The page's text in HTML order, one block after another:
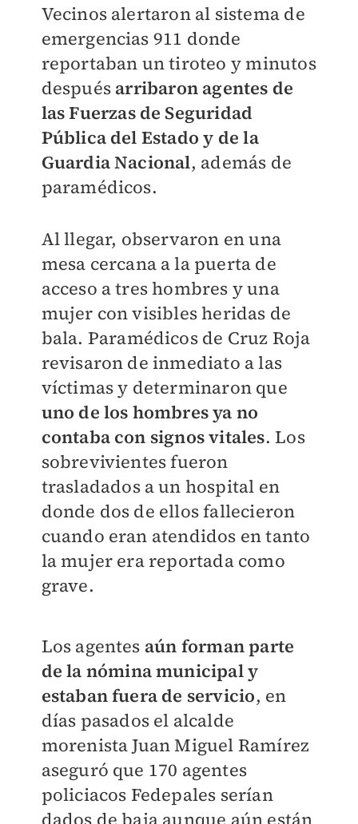
Vecinos alertaron al sistema de
emergencias 911 donde
reportaban un tiroteo y minutos
despuésarribaron agentes de
las Fuerzas de Seguridad
Pública del Estado y de la
Guardia Nacional, además de
paramédicos.
Al llegar, observaron en una
mesa cercana a la puerta de
acceso a tres hombres y una
mujer con visibles heridas de
bala. Paramédicos de Cruz Roja
revisaron de inmediato a las
víctimas y determinaron que
uno de los hombres ya no
contaba con signos vitales. Los
sobrevivientes fueron
trasladados a un hospital en
donde dos de ellos fallecieron
cuando eran atendidos en tanto
la mujer era reportada como
grave.
Los agentes aún forman parte
de la nómina municipal y
estaban fuera de servicio, en
días pasados el alcalde
morenista Juan Miguel Ramírez
aseguró que 170 agentes
policiacos Fedepales serían
dados de baja aunque aún están